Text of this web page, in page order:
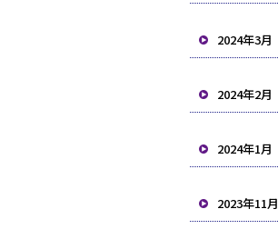
2024年3月
2024年2月
2024年1月
2023年11月